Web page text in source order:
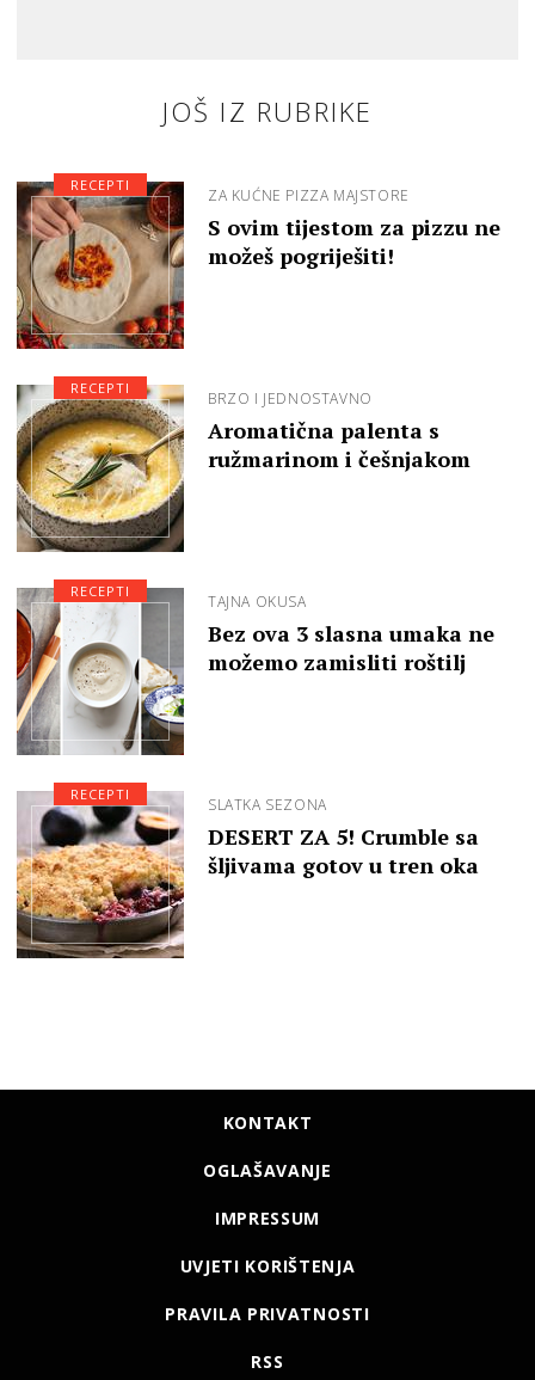
JOŠ IZ RUBRIKE
ZA KUĆNE PIZZA MAJSTORE
S ovim tijestom za pizzu ne
možeš pogriješiti!
RECEPTI
BRZO I JEDNOSTAVNO
Aromatična palenta s
ružmarinom i češnjakom
RECEPTI
TAJNA OKUSA
Bez ova 3 slasna umaka ne
možemo zamisliti roštilj
RECEPTI
SLATKA SEZONA
DESERT ZA 5! Crumble sa
šljivama gotov u tren oka
RECEPTI
KONTAKT
OGLAŠAVANJE
IMPRESSUM
UVJETI KORIŠTENJA
PRAVILA PRIVATNOSTI
RSS